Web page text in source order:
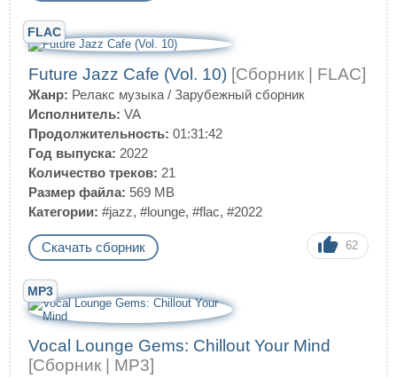
FLAC
Future Jazz Cafe (Vol. 10) [Сборник | FLAC]
Жанр: Релакс музыка / Зарубежный сборник
Исполнитель: VA
Продолжительность: 01:31:42
Год выпуска: 2022
Количество треков: 21
Размер файла: 569 MB
Категории: #jazz, #lounge, #flac, #2022
Скачать сборник 62
MP3
Vocal Lounge Gems: Chillout Your Mind
[Сборник | MP3]